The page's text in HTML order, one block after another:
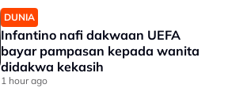
DUNIA
Infantino nafi dakwaan UEFA
bayar pampasan kepada wanita
didakwa kekasih
1 hour ago